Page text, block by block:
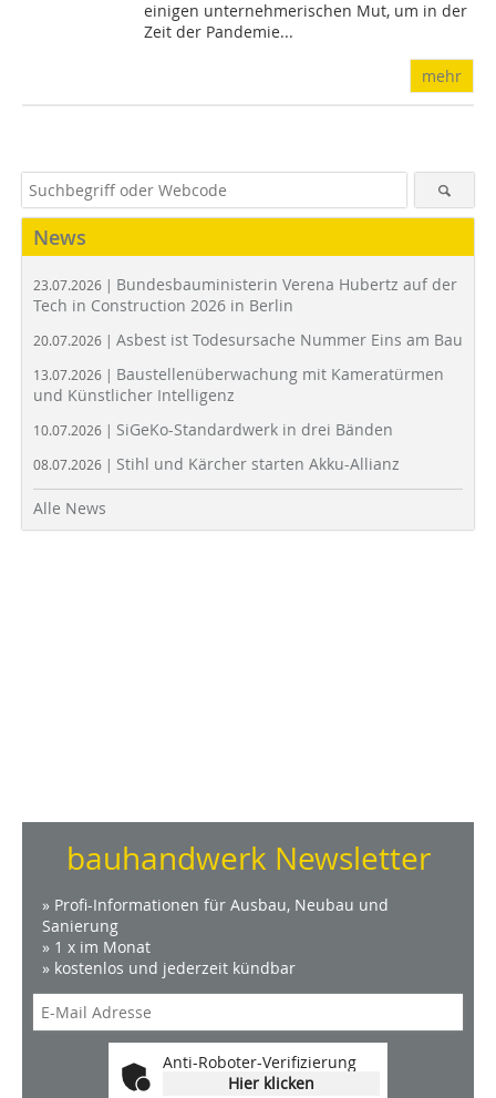
einigen unternehmerischen Mut, um in der
Zeit der Pandemie...
mehr
News
23.07.2026 | Bundesbauministerin Verena Hubertz auf der
Tech in Construction 2026 in Berlin
20.07.2026 | Asbest ist Todesursache Nummer Eins am Bau
13.07.2026 | Baustellenüberwachung mit Kameratürmen
und Künstlicher Intelligenz
10.07.2026 | SiGeKo-Standardwerk in drei Bänden
08.07.2026 | Stihl und Kärcher starten Akku-Allianz
Alle News
bauhandwerk Newsletter
» Profi-Informationen für Ausbau, Neubau und
Sanierung
» 1 x im Monat
» kostenlos und jederzeit kündbar
Anti-Roboter-Verifizierung
Hier klicken